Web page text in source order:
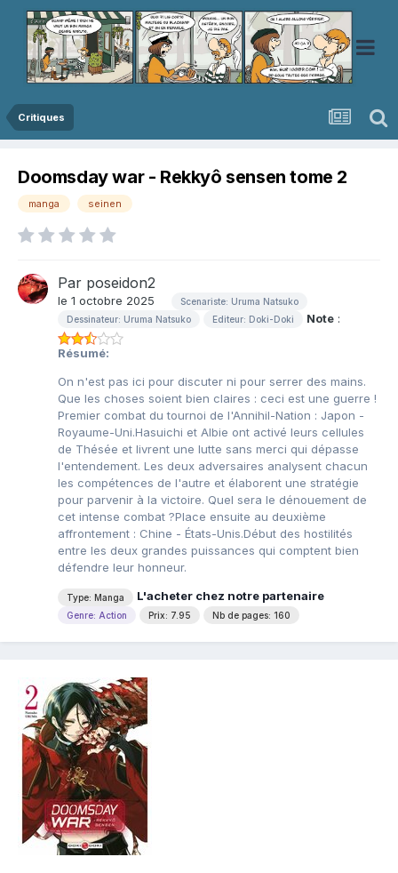
Critiques
Doomsday war - Rekkyô sensen tome 2
manga seinen
Par poseidon2
le 1 octobre 2025
Scenariste: Uruma Natsuko
Dessinateur: Uruma Natsuko
Editeur: Doki-Doki Note :
Résumé:
On n'est pas ici pour discuter ni pour serrer des mains.
Que les choses soient bien claires : ceci est une guerre !
Premier combat du tournoi de l'Annihil-Nation : Japon -
Royaume-Uni.Hasuichi et Albie ont activé leurs cellules
de Thésée et livrent une lutte sans merci qui dépasse
l'entendement. Les deux adversaires analysent chacun
les compétences de l'autre et élaborent une stratégie
pour parvenir à la victoire. Quel sera le dénouement de
cet intense combat ?Place ensuite au deuxième
affrontement : Chine - États-Unis.Début des hostilités
entre les deux grandes puissances qui comptent bien
défendre leur honneur.
Type: Manga L'acheter chez notre partenaire
Genre: Action Prix: 7.95 Nb de pages: 160